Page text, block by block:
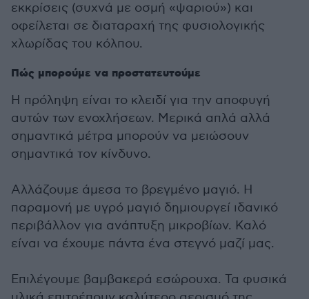
εκκρίσεις (συχνά με οσμή «ψαριού») και
οφείλεται σε διαταραχή της φυσιολογικής
χλωρίδας του κόλπου.
Πώς μπορούμε να προστατευτούμε
Η πρόληψη είναι το κλειδί για την αποφυγή
αυτών των ενοχλήσεων. Μερικά απλά αλλά
σημαντικά μέτρα μπορούν να μειώσουν
σημαντικά τον κίνδυνο.
Αλλάζουμε άμεσα το βρεγμένο μαγιό. Η
παραμονή με υγρό μαγιό δημιουργεί ιδανικό
περιβάλλον για ανάπτυξη μικροβίων. Καλό
είναι να έχουμε πάντα ένα στεγνό μαζί μας.
Επιλέγουμε βαμβακερά εσώρουχα. Τα φυσικά